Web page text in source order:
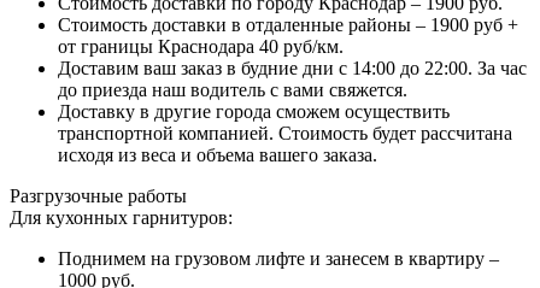
Стоимость доставки в отдаленные районы – 1900 руб +
от границы Краснодара 40 руб/км.
Доставим ваш заказ в будние дни с 14:00 до 22:00. За час
до приезда наш водитель с вами свяжется.
Доставку в другие города сможем осуществить
транспортной компанией. Стоимость будет рассчитана
исходя из веса и объема вашего заказа.
Разгрузочные работы
Для кухонных гарнитуров:
Поднимем на грузовом лифте и занесем в квартиру –
1000 руб.